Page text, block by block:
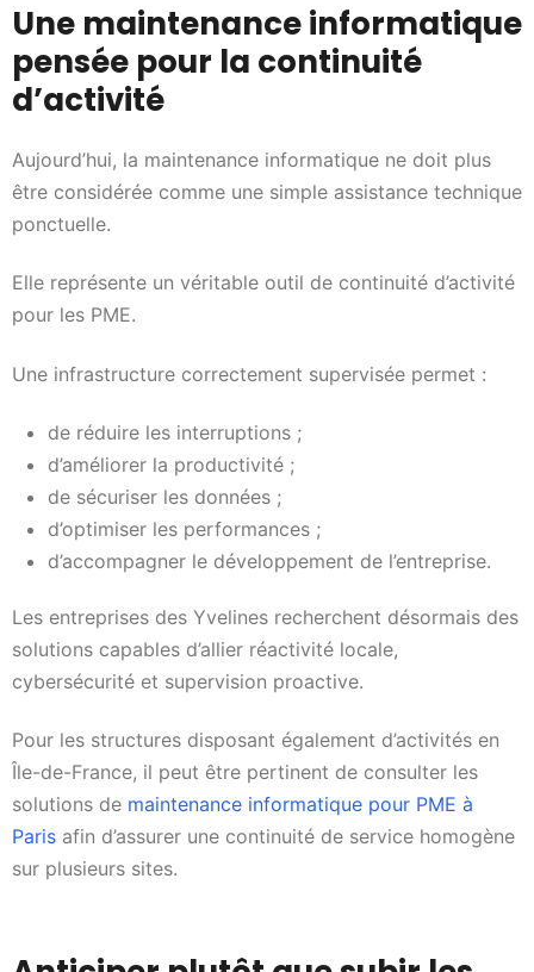
Une maintenance informatique
pensée pour la continuité
d’activité
Aujourd’hui, la maintenance informatique ne doit plus
être considérée comme une simple assistance technique
ponctuelle.
Elle représente un véritable outil de continuité d’activité
pour les PME.
Une infrastructure correctement supervisée permet :
de réduire les interruptions ;
d’améliorer la productivité ;
de sécuriser les données ;
d’optimiser les performances ;
d’accompagner le développement de l’entreprise.
Les entreprises des Yvelines recherchent désormais des
solutions capables d’allier réactivité locale,
cybersécurité et supervision proactive.
Pour les structures disposant également d’activités en
Île-de-France, il peut être pertinent de consulter les
solutions de maintenance informatique pour PME à
Paris afin d’assurer une continuité de service homogène
sur plusieurs sites.